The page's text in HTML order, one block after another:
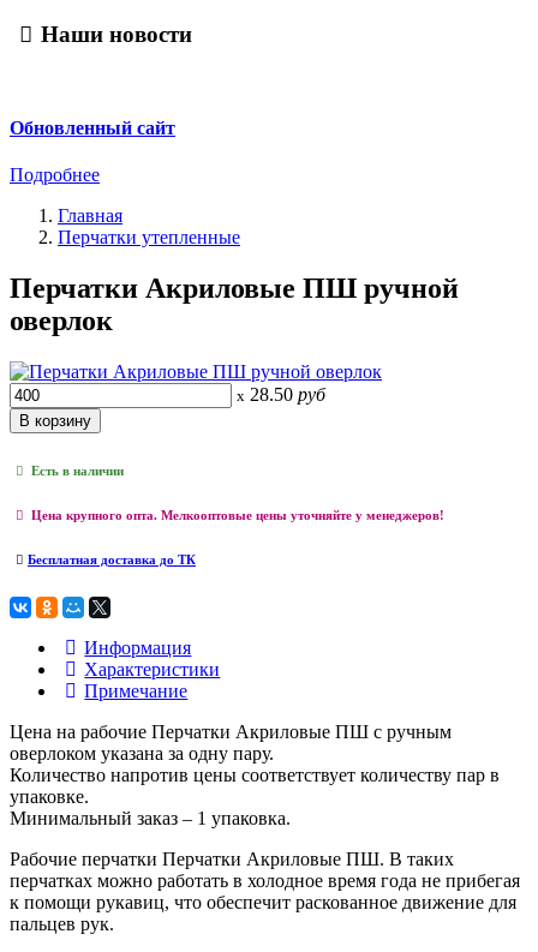
Наши новости
Обновленный сайт
Подробнее
Главная
Перчатки утепленные
Перчатки Акриловые ПШ ручной
оверлок
x 28.50 руб
Есть в наличии
Цена крупного опта. Мелкооптовые цены уточняйте у менеджеров!
Бесплатная доставка до ТК
Информация
Характеристики
Примечание
Цена на рабочие Перчатки Акриловые ПШ с ручным
оверлоком указана за одну пару.
Количество напротив цены соответствует количеству пар в
упаковке.
Минимальный заказ – 1 упаковка.
Рабочие перчатки Перчатки Акриловые ПШ. В таких
перчатках можно работать в холодное время года не прибегая
к помощи рукавиц, что обеспечит раскованное движение для
пальцев рук.